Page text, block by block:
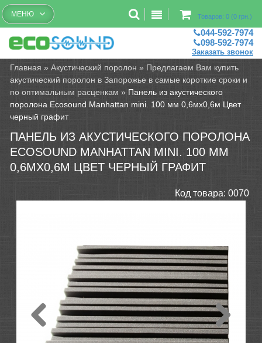
Бесплатный рассчет помещений
Товаров: 0 (0 грн.)
МЕНЮ
044-592-7974
098-592-7974
Заказать звонок
Главная »Акустический поролон » Предлагаем Вам купить
акустический поролон в Запорожье в самые короткие сроки и
по оптимальным расценкам » Панель из акустического
поролона Ecosound Manhattan mini. 100 мм 0,6мх0,6м Цвет
черный графит
ПАНЕЛЬ ИЗ АКУСТИЧЕСКОГО ПОРОЛОНА
ECOSOUND MANHATTAN MINI. 100 ММ
0,6МХ0,6М ЦВЕТ ЧЕРНЫЙ ГРАФИТ
Код товара: 0070